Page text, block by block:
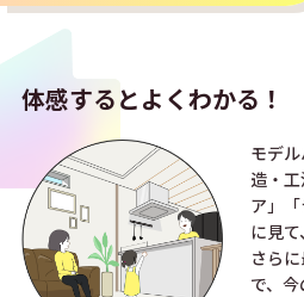
体感するとよくわかる！
モデ
造・
ア」
に見て
さら
で、今